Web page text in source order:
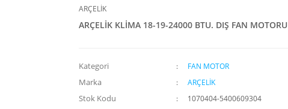
ARÇELİK
ARÇELİK KLİMA 18-19-24000 BTU. DIŞ FAN MOTORU
Kategori FAN MOTOR
Marka ARÇELİK
Stok Kodu 1070404-5400609304